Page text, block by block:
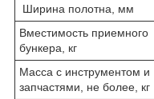
Ширина полотна, мм
Вместимость приемного
бункера, кг
Масса с инструментом и
запчастями, не более, кг